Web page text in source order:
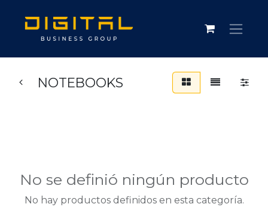
NOTEBOOKS
No se definió ningún producto
No hay productos definidos en esta categoría.